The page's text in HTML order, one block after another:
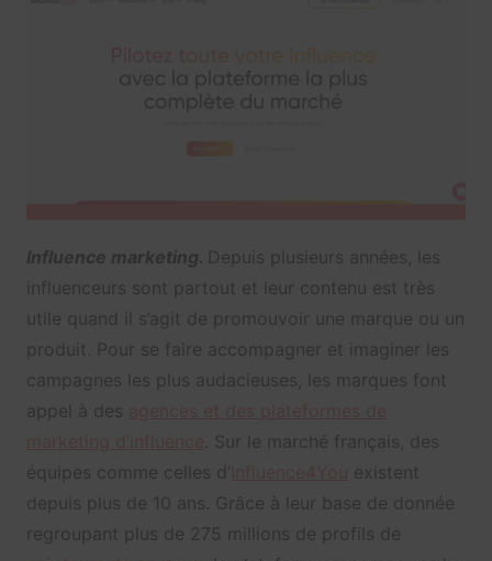
Influence marketing. Depuis plusieurs années, les
influenceurs sont partout et leur contenu est très
utile quand il s’agit de promouvoir une marque ou un
produit. Pour se faire accompagner et imaginer les
campagnes les plus audacieuses, les marques font
appel à des
. Sur le marché français, des
équipes comme celles d’
existent
depuis plus de 10 ans. Grâce à leur base de donnée
regroupant plus de 275 millions de profils de